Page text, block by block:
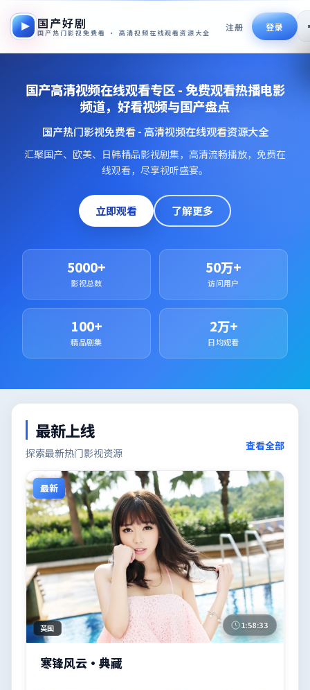
国产好剧
国产热门影视免费看 · 高清视频在线观看资源大全
注册 登录
国产高清视频在线观看专区 - 免费观看热播电影
频道，好看视频与国产盘点
国产热门影视免费看 - 高清视频在线观看资源大全
汇聚国产、欧美、日韩精品影视剧集，高清流畅播放，免费在
线观看，尽享视听盛宴。
立即观看 了解更多
5000+
影视总数
50万+
访问用户
100+
精品剧集
2万+
日均观看
最新上线
探索最新热门影视资源
查看全部
最新
英国 1:58:33
寒锋风云·典藏